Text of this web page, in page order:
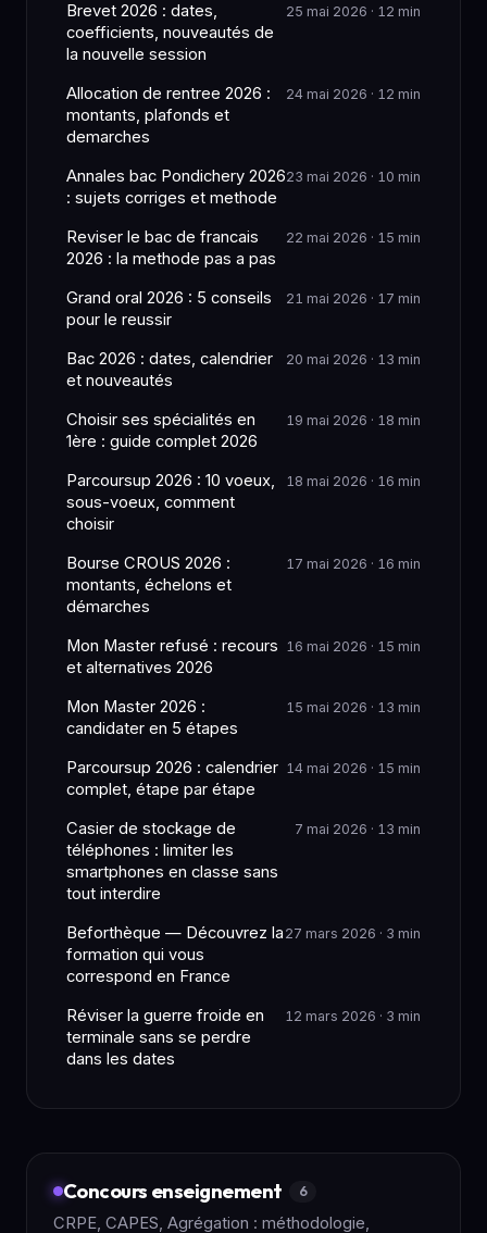
Brevet 2026 : dates,
coefficients, nouveautés de
la nouvelle session
25 mai 2026 · 12 min
Allocation de rentree 2026 :
montants, plafonds et
demarches
24 mai 2026 · 12 min
Annales bac Pondichery 2026
: sujets corriges et methode
23 mai 2026 · 10 min
Reviser le bac de francais
2026 : la methode pas a pas
22 mai 2026 · 15 min
Grand oral 2026 : 5 conseils
pour le reussir
21 mai 2026 · 17 min
Bac 2026 : dates, calendrier
et nouveautés
20 mai 2026 · 13 min
Choisir ses spécialités en
1ère : guide complet 2026
19 mai 2026 · 18 min
Parcoursup 2026 : 10 voeux,
sous-voeux, comment
choisir
18 mai 2026 · 16 min
Bourse CROUS 2026 :
montants, échelons et
démarches
17 mai 2026 · 16 min
Mon Master refusé : recours
et alternatives 2026
16 mai 2026 · 15 min
Mon Master 2026 :
candidater en 5 étapes
15 mai 2026 · 13 min
Parcoursup 2026 : calendrier
complet, étape par étape
14 mai 2026 · 15 min
Casier de stockage de
téléphones : limiter les
smartphones en classe sans
tout interdire
7 mai 2026 · 13 min
Beforthèque — Découvrez la
formation qui vous
correspond en France
27 mars 2026 · 3 min
Réviser la guerre froide en
terminale sans se perdre
dans les dates
12 mars 2026 · 3 min
Concours enseignement 6
CRPE, CAPES, Agrégation : méthodologie,